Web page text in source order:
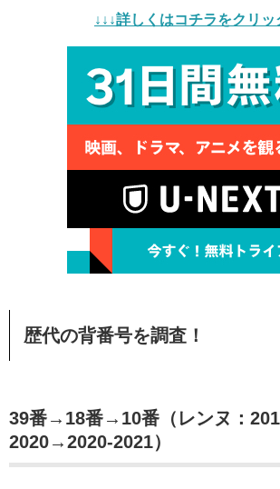
↓↓↓詳しくはコチラをクリッ
歴代の背番号を調査！
39番→18番→10番（レンヌ：
2020→2020-2021）